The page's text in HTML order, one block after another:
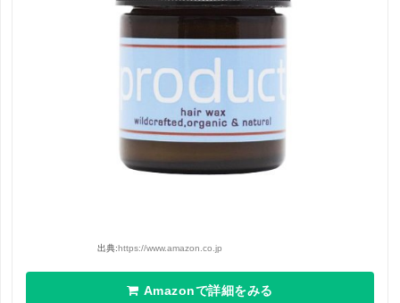
出典:https://www.amazon.co.jp
Amazonで詳細をみる